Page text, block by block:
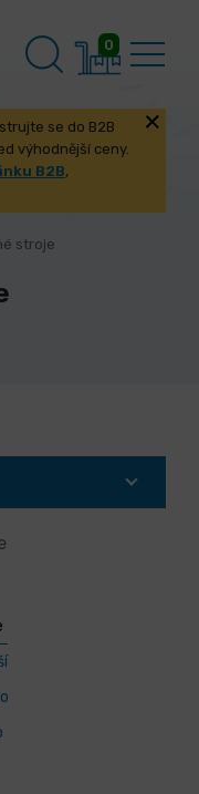
0
se do B2B
výhodnější ceny.
B2B,
stroje